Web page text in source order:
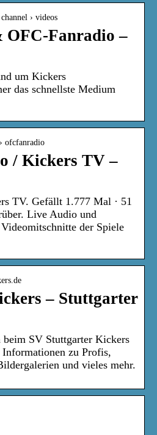
› videos
Fanradio –
um Kickers
das schnellste Medium
ofcfanradio
/ Kickers TV –
TV. Gefällt 1.777 Mal · 51
Live Audio und
der Spiele
– Stuttgarter
SV Stuttgarter Kickers
zu Profis,
und vieles mehr.